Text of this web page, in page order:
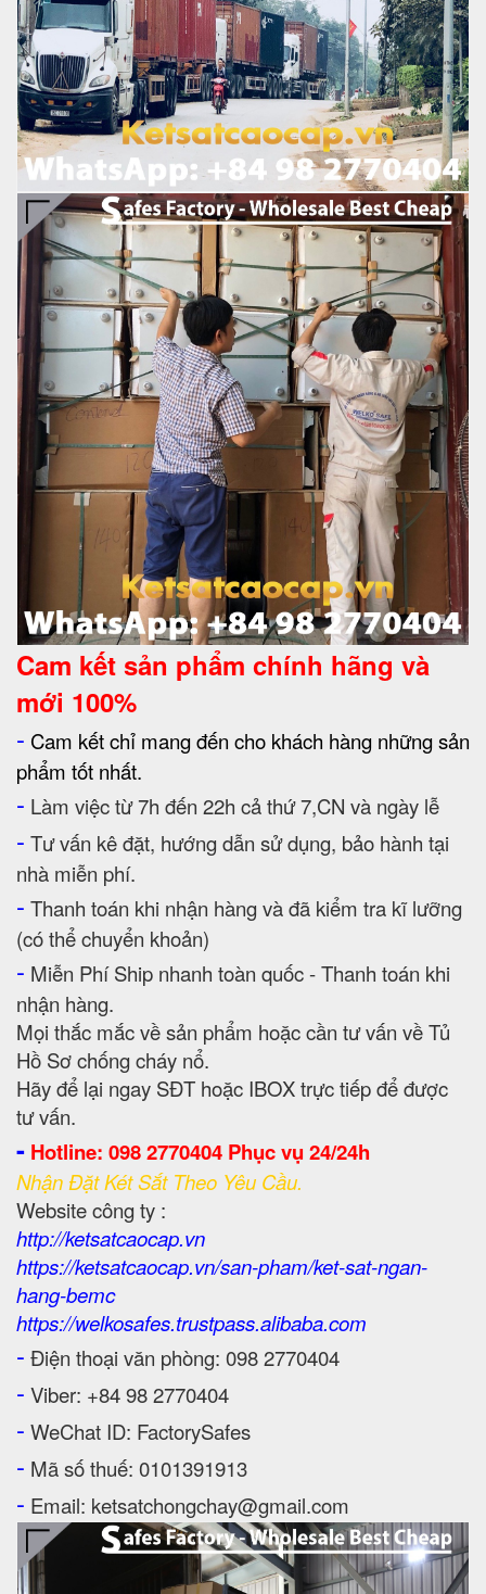
Cam kết sản phẩm chính hãng và
mới 100%
- Cam kết chỉ mang đến cho khách hàng những sản
phẩm tốt nhất.
- Làm việc từ 7h đến 22h cả thứ 7,CN và ngày lễ
- Tư vấn kê đặt, hướng dẫn sử dụng, bảo hành tại
nhà miễn phí.
- Thanh toán khi nhận hàng và đã kiểm tra kĩ lưỡng
(có thể chuyển khoản)
- Miễn Phí Ship nhanh toàn quốc - Thanh toán khi
nhận hàng.
Mọi thắc mắc về sản phẩm hoặc cần tư vấn về Tủ
Hồ Sơ chống cháy nổ.
Hãy để lại ngay SĐT hoặc IBOX trực tiếp để được
tư vấn.
- Hotline: 098 2770404 Phục vụ 24/24h
Nhận Đặt Két Sắt Theo Yêu Cầu.
Website công ty :
http://ketsatcaocap.vn
https://ketsatcaocap.vn/san-pham/ket-sat-ngan-
hang-bemc
https://welkosafes.trustpass.alibaba.com
- Điện thoại văn phòng: 098 2770404
- Viber: +84 98 2770404
- WeChat ID: FactorySafes
- Mã số thuế: 0101391913
- Email: ketsatchongchay@gmail.com